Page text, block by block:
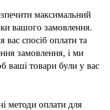
максимальний
вашого замовлення.
спосіб оплати та
замовлення, і ми
ваші товари були у вас
методи оплати для